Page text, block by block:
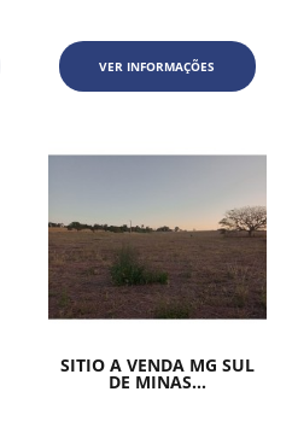
VER INFORMAÇÕES
SITIO A VENDA MG SUL
DE MINAS...